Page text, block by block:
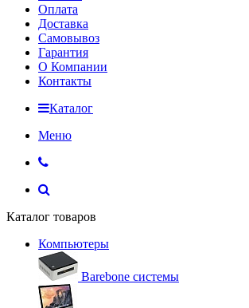
Оплата
Доставка
Самовывоз
Гарантия
О Компании
Контакты
Каталог
Меню
Каталог товаров
Компьютеры
Barebone системы